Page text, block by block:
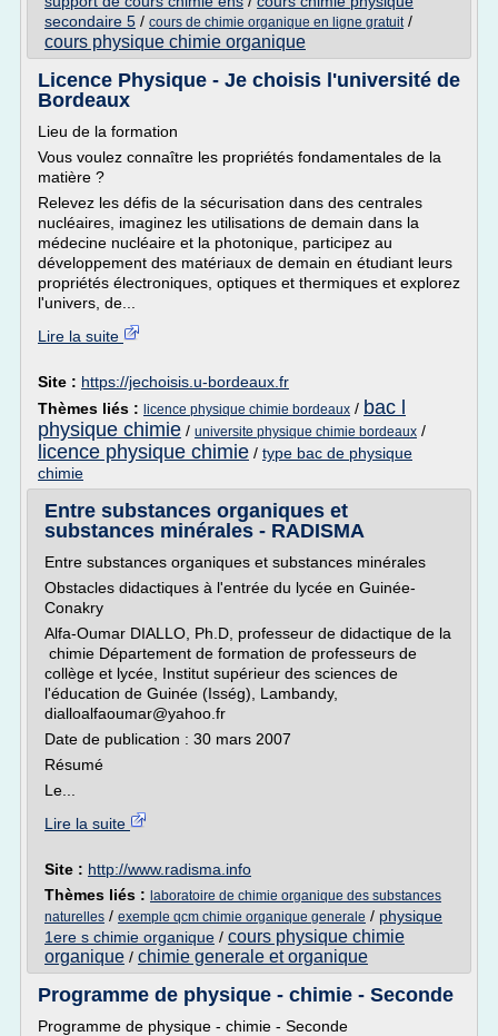
secondaire 5 / cours de chimie organique en ligne gratuit/
cours physique chimie organique
Licence Physique - Je choisis l'université de
Bordeaux
Lieu de la formation
Vous voulez connaître les propriétés fondamentales de la
matière ?
Relevez les défis de la sécurisation dans des centrales
nucléaires, imaginez les utilisations de demain dans la
médecine nucléaire et la photonique, participez au
développement des matériaux de demain en étudiant leurs
propriétés électroniques, optiques et thermiques et explorez
l'univers, de...
Lire la suite
Site : https://jechoisis.u-bordeaux.fr
Thèmes liés : licence physique chimie bordeaux / bac l
physique chimie / universite physique chimie bordeaux /
licence physique chimie / type bac de physique
chimie
Entre substances organiques et
substances minérales - RADISMA
Entre substances organiques et substances minérales
Obstacles didactiques à l'entrée du lycée en Guinée-
Conakry
Alfa-Oumar DIALLO, Ph.D, professeur de didactique de la
chimie Département de formation de professeurs de
collège et lycée, Institut supérieur des sciences de
l'éducation de Guinée (Isség), Lambandy,
dialloalfaoumar@yahoo.fr
Date de publication : 30 mars 2007
Résumé
Le...
Lire la suite
Site : http://www.radisma.info
Thèmes liés : laboratoire de chimie organique des substances
naturelles / exemple qcm chimie organique generale / physique
1ere s chimie organique / cours physique chimie
organique / chimie generale et organique
Programme de physique - chimie - Seconde
Programme de physique - chimie - Seconde